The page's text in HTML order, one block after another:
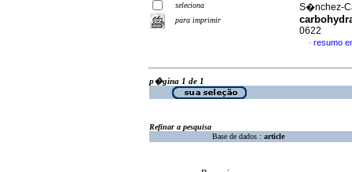
seleciona
para imprimir
S�nchez-
0622
· resumo
p�gina 1 de 1
Refinar a pesquisa
Base de dados : article